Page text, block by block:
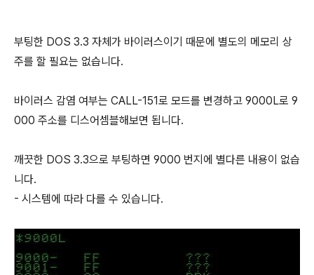
부팅한 DOS 3.3 자체가 바이러스이기 때문에 별도의 메모리 상
주를 할 필요는 없습니다.
바이러스 감염 여부는 CALL-151로 모드를 변경하고 9000L로 9
000 주소를 디스어셈블해보면 됩니다.
깨끗한 DOS 3.3으로 부팅하면 9000 번지에 별다른 내용이 없습
니다.
- 시스템에 따라 다를 수 있습니다.